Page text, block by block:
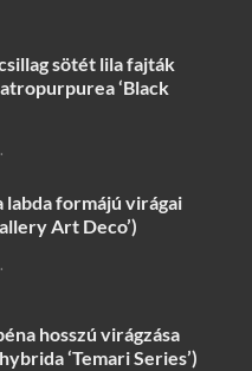
sötét lila fajták
‘Black
labda formájú virágai
Art Deco’)
hosszú virágzása
‘Temari Series’)